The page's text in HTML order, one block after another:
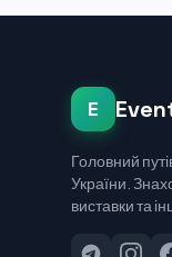
E
Головний
України.
виставки та